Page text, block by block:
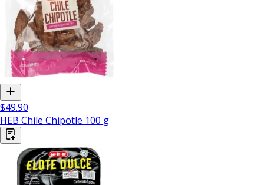
$49.90
HEB Chile Chipotle 100 g